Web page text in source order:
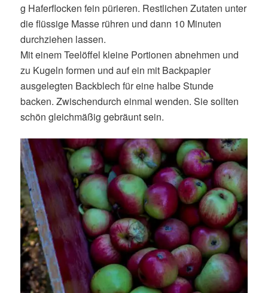
g Haferflocken fein pürieren. Restlichen Zutaten unter
die flüssige Masse rühren und dann 10 Minuten
durchziehen lassen.
Mit einem Teelöffel kleine Portionen abnehmen und
zu Kugeln formen und auf ein mit Backpapier
ausgelegten Backblech für eine halbe Stunde
backen. Zwischendurch einmal wenden. Sie sollten
schön gleichmäßig gebräunt sein.